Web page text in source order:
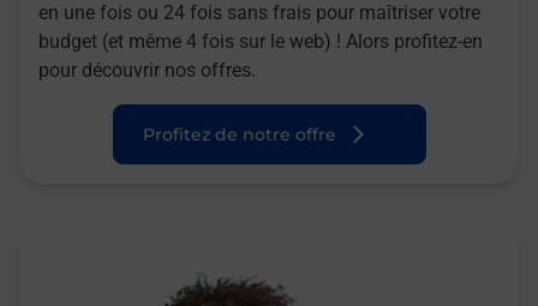
en une fois ou 24 fois sans frais pour maîtriser votre
budget (et même 4 fois sur le web) ! Alors profitez-en
pour découvrir nos offres.
Profitez de notre offre